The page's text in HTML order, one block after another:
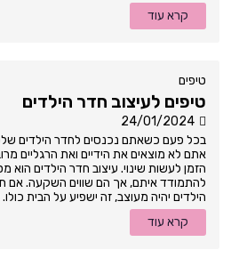
קרא עוד
טיפים
טיפים לעיצוב חדר הילדים
24/01/2024
בכל פעם כשאתם נכנסים לחדר הילדים
אתם לא מוצאים את הידיים ואת הרגליים
הזמן לעשות שינוי. עיצוב חדר הילדים
להתמודד איתם, אך הם שווים השקעה. אם
הילדים יהיה מעוצב, זה ישפיע על הבית
קרא עוד